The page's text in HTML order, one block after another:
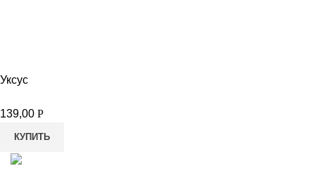
Уксус
139,00 Р
КУПИТЬ